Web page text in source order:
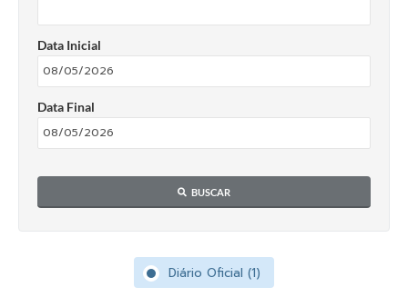
Data Inicial
Data Final
BUSCAR
Diário Oficial (1)